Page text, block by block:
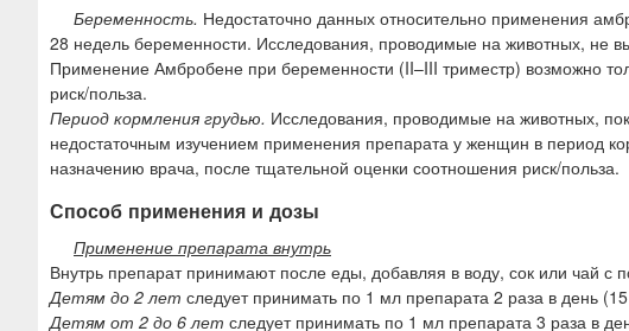
Беременность. Недостаточно данных относительно применения
28 недель беременности. Исследования, проводимые на животных, не
Применение Амбробене при беременности (II–III триместр) возможно
риск/польза.
Период кормления грудью. Исследования, проводимые на животных,
недостаточным изучением применения препарата у женщин в период
назначению врача, после тщательной оценки соотношения риск/польза.
Способ применения и дозы
Применение препарата внутрь
Внутрь препарат принимают после еды, добавляя в воду, сок или чай с
Детям до 2 лет следует принимать по 1 мл препарата 2 раза в день
Детям от 2 до 6 лет следует принимать по 1 мл препарата 3 раза в